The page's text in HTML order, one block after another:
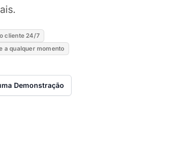
cliente 24/7
a qualquer momento
Demonstração